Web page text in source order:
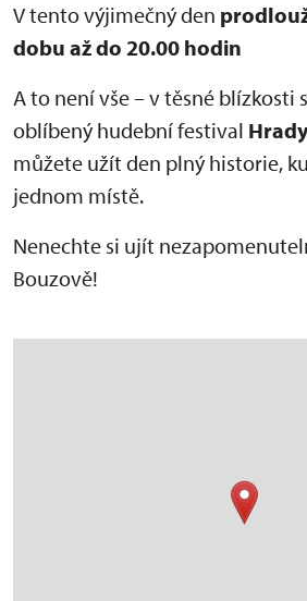
V tento výjimečný den
dobu až do 20.00 hodin
A to není vše – v těsné blízkosti
oblíbený hudební festival
můžete užít den plný historie,
jednom místě.
Nenechte si ujít
Bouzově!